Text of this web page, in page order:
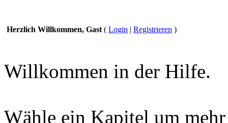
Herzlich Willkommen, Gast ( Login | Registrieren )
Willkommen in der Hilfe.
Wähle ein Kapitel um